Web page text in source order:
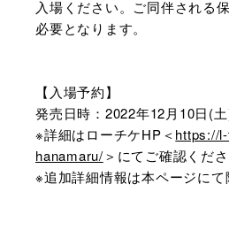
入場ください。ご同伴される
必要となります。
【入場予約】
発売日時：2022年12月10日(
※詳細はローチケHP＜https://
hanamaru/＞にてご確認くださ
※追加詳細情報は本ページにて